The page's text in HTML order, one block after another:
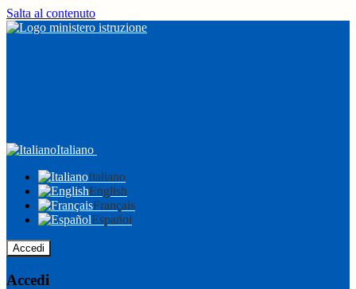
Salta al contenuto
Italiano
Italiano
English
Français
Español
Accedi
Accedi